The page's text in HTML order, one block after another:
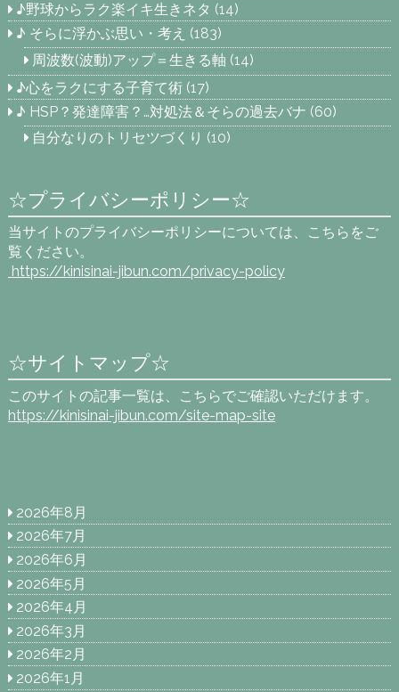
♪野球からラク楽イキ生きネタ (14)
♪ そらに浮かぶ思い・考え (183)
周波数(波動)アップ＝生きる軸 (14)
♪心をラクにする子育て術 (17)
♪ HSP？発達障害？…対処法＆そらの過去バナ (60)
自分なりのトリセツづくり (10)
☆プライバシーポリシー☆
当サイトのプライバシーポリシーについては、こちらをご
覧ください。
https://kinisinai-jibun.com/privacy-policy
☆サイトマップ☆
このサイトの記事一覧は、こちらでご確認いただけます。
https://kinisinai-jibun.com/site-map-site
2026年8月
2026年7月
2026年6月
2026年5月
2026年4月
2026年3月
2026年2月
2026年1月